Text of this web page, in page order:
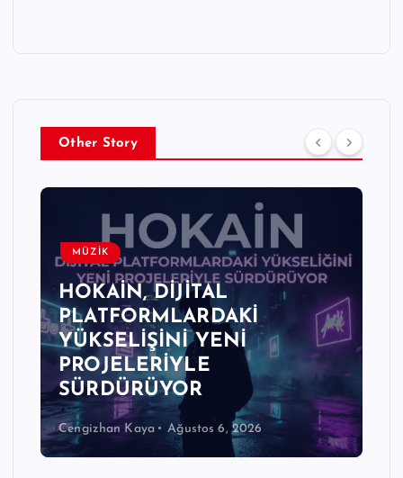
Other Story
MÜZİK
HOKAİN, DİJİTAL
PLATFORMLARDAKİ
YÜKSELİŞİNİ YENİ
PROJELERİYLE
SÜRDÜRÜYOR
Cengizhan Kaya Ağustos 6, 2026